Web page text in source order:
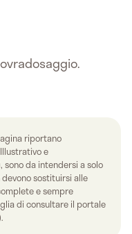
riportano
e
da intendersi a solo
sostituirsi alle
e sempre
di consultare il portale